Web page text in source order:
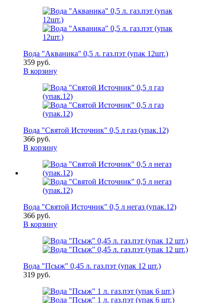
Вода "Акваника" 0,5 л. газ.пэт (упак 12шт.)
359 руб.
В корзину
Вода "Святой Источник" 0,5 л газ (упак.12)
366 руб.
В корзину
Вода "Святой Источник" 0,5 л негаз (упак.12)
366 руб.
В корзину
Вода "Псыж" 0,45 л. газ.пэт (упак 12 шт.)
319 руб.